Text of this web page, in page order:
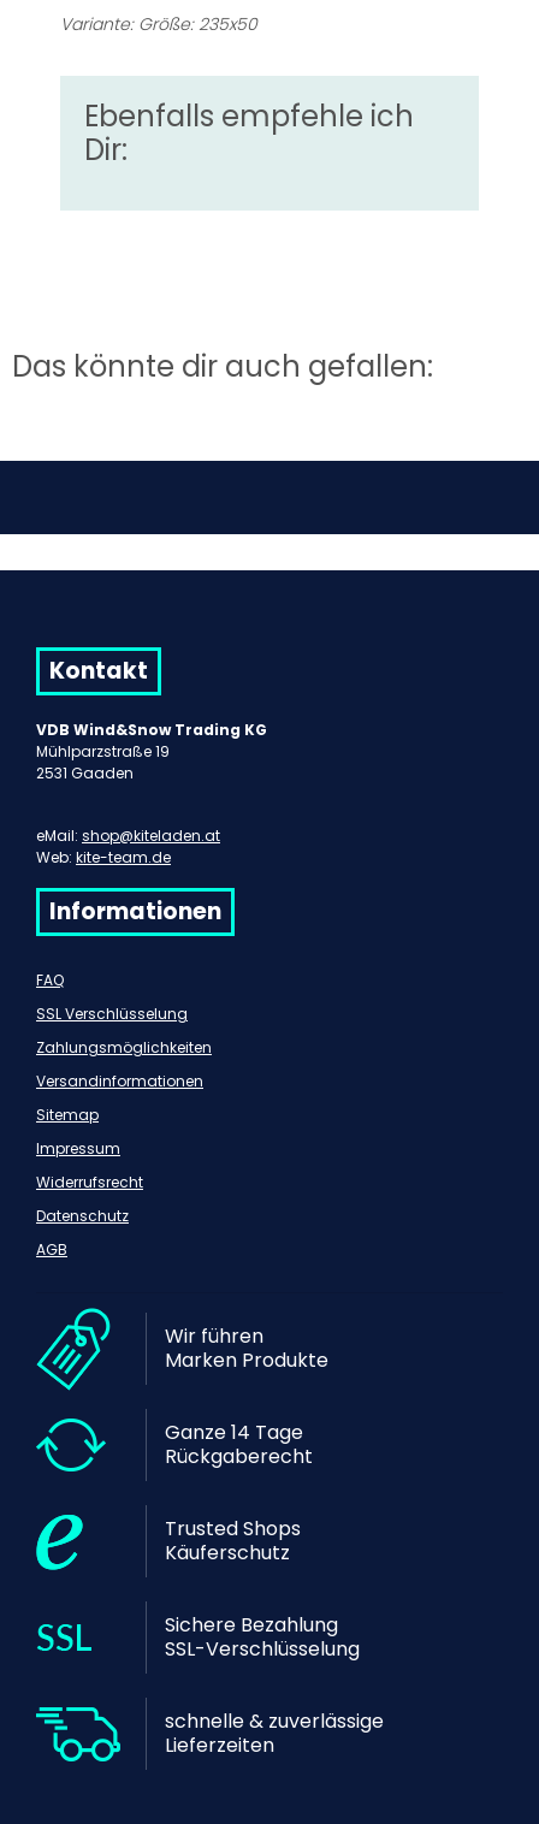
Variante: Größe: 235x50
Ebenfalls empfehle ich
Dir:
Das könnte dir auch gefallen:
Kontakt
VDB Wind&Snow Trading KG
Mühlparzstraße 19
2531 Gaaden
eMail: shop@kiteladen.at
Web: kite-team.de
Informationen
FAQ
SSL Verschlüsselung
Zahlungsmöglichkeiten
Versandinformationen
Sitemap
Impressum
Widerrufsrecht
Datenschutz
AGB
Wir führen
Marken Produkte
Ganze 14 Tage
Rückgaberecht
Trusted Shops
Käuferschutz
Sichere Bezahlung
SSL-Verschlüsselung
schnelle & zuverlässige
Lieferzeiten